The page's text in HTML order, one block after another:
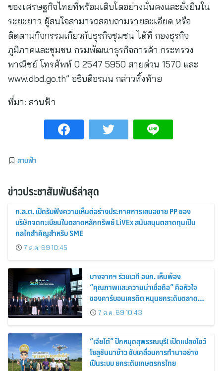
ของเศรษฐกิจไทยที่พร้อมเติบโตอย่างมั่นคงและยั่งยืนใน
ระยะยาว ผู้สนใจสามารถสอบถามรายละเอียด หรือ
ติดตามกิจกรรมเกี่ยวกับธุรกิจชุมชน ได้ที่ กองธุรกิจ
ภูมิภาคและชุมชน กรมพัฒนาธุรกิจการค้า กระทรวง
พาณิชย์ โทรศัพท์ 0 2547 5950 สายด่วน 1570 และ
www.dbd.go.th” อธิบดีอรมน กล่าวทิ้งท้าย
ที่มา: สานฟ้า
สานฟ้า
ข่าวประชาสัมพันธ์ล่าสุด
ก.ล.ต. เปิดรับฟังความเห็นต่อร่างประกาศการเสนอขาย PP ของ
บริษัทจดทะเบียนในตลาดหลักทรัพย์ LiVEx สนับสนุนตลาดทุนเป็น
กลไกสำคัญสำหรับ SME
7 ส.ค. 69 10:45
บางจากฯ ร่วมเวที อบก. เห็นพ้อง
“คุณภาพและความน่าเชื่อถือ” คือหัวใจ
ของคาร์บอนเครดิต หนุนยกระดับตลาด
คาร์บอนไทย เชื่อมโยงอาเซียน เปิดโอกาสสู่
ตลาดสากล
7 ส.ค. 69 10:43
“เจียไต๋” ปักหมุดสุพรรณบุรี! เปิดแปลงโชว์
โซลูชันนาข้าว ขับเคลื่อนการทำนาอย่าง
เป็นระบบ ยกระดับเกษตรกรไทย